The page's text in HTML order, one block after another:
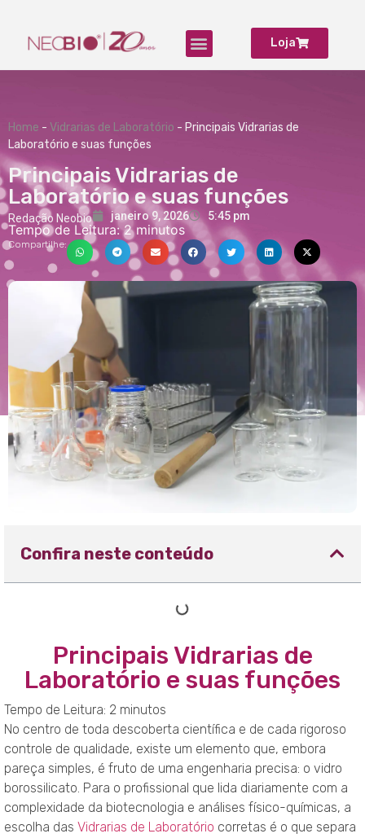
Loja
Home - Vidrarias de Laboratório - Principais Vidrarias de
Laboratório e suas funções
Principais Vidrarias de
Laboratório e suas funções
Redação Neobio janeiro 9, 2026 5:45 pm
Tempo de Leitura: 2 minutos
Compartilhe:
Confira neste conteúdo
Principais Vidrarias de
Laboratório e suas funções
Tempo de Leitura: 2 minutos
No centro de toda descoberta científica e de cada rigoroso
controle de qualidade, existe um elemento que, embora
pareça simples, é fruto de uma engenharia precisa: o vidro
borossilicato. Para o profissional que lida diariamente com a
complexidade da biotecnologia e análises físico-químicas, a
escolha das Vidrarias de Laboratório corretas é o que separa